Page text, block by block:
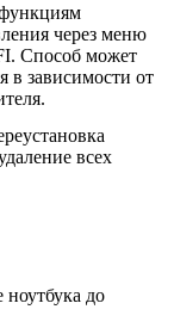
через меню
Способ может
в зависимости от
всех
ноутбука до